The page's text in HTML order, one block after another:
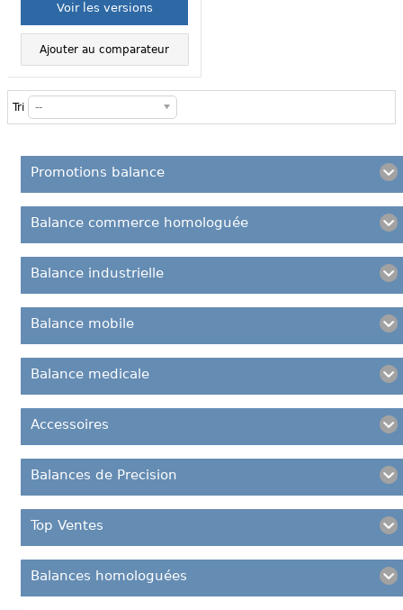
Voir les versions
Ajouter au comparateur
Tri --
Promotions balance
Balance commerce homologuée
Balance industrielle
Balance mobile
Balance medicale
Accessoires
Balances de Precision
Top Ventes
Balances homologuées